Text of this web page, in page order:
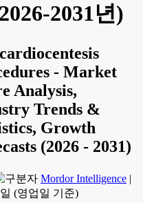
2031년)
- Market
Analysis,
Trends &
Growth
(2026 - 2031)
Mordor Intelligence |
(영업일 기준)